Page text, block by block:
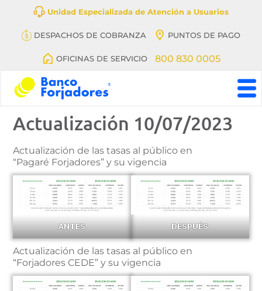
Unidad Especializada de Atención a Usuarios
DESPACHOS DE COBRANZA PUNTOS DE PAGO
OFICINAS DE SERVICIO 800 830 0005
BanFeliz,
antes
Banco
Forjadores
Actualización 10/07/2023
Actualización de las tasas al público en
“Pagaré Forjadores” y su vigencia
ANTES DESPUÉS
Actualización de las tasas al público en
“Forjadores CEDE” y su vigencia